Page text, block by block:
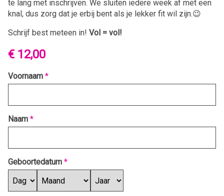
te lang met inschrijven. We sluiten iedere week af met een
knal, dus zorg dat je erbij bent als je lekker fit wil zijn.😉
Schrijf best meteen in! Vol = vol!
€ 12,00
Voornaam *
Naam *
Geboortedatum *